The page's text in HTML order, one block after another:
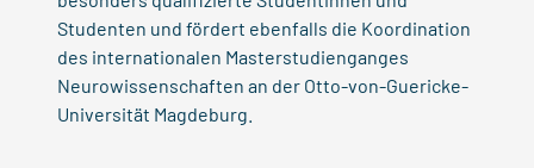
Studenten und fördert ebenfalls die Koordination
des internationalen Masterstudienganges
Neurowissenschaften an der Otto-von-Guericke-
Universität Magdeburg.